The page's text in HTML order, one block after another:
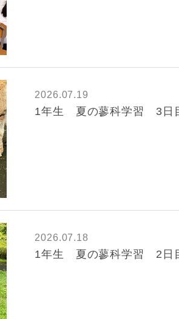
2026.07.19
1年生 夏の蓼科学習 3日
2026.07.18
1年生 夏の蓼科学習 2日